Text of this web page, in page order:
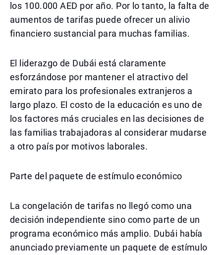
los 100.000 AED por año. Por lo tanto, la falta de
aumentos de tarifas puede ofrecer un alivio
financiero sustancial para muchas familias.
El liderazgo de Dubái está claramente
esforzándose por mantener el atractivo del
emirato para los profesionales extranjeros a
largo plazo. El costo de la educación es uno de
los factores más cruciales en las decisiones de
las familias trabajadoras al considerar mudarse
a otro país por motivos laborales.
Parte del paquete de estímulo económico
La congelación de tarifas no llegó como una
decisión independiente sino como parte de un
programa económico más amplio. Dubái había
anunciado previamente un paquete de estímulo